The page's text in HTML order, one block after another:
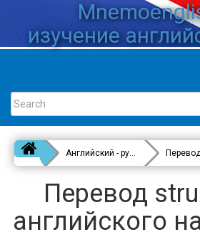
изучение
Английский - русский
Перевод
английского